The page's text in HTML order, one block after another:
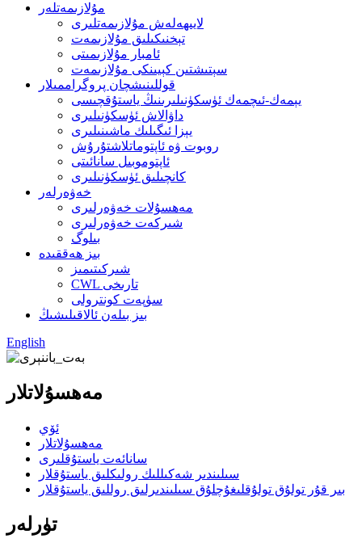
مۇلازىمەتلەر
لايىھەلەش مۇلازىمەتلىرى
تېخنىكىلىق مۇلازىمەت
ئامبار مۇلازىمىتى
سېتىشتىن كېيىنكى مۇلازىمەت
قوللىنىشچان پروگراممىلار
يېمەك-ئىچمەك ئۈسكۈنىلىرىنىڭ ياستۇقچىسى
داۋالاش ئۈسكۈنىلىرى
يېزا ئىگىلىك ماشىنىلىرى
روبوت ۋە ئاپتوماتلاشتۇرۇش
ئاپتوموبىل سانائىتى
كانچىلىق ئۈسكۈنىلىرى
خەۋەرلەر
مەھسۇلات خەۋەرلىرى
شىركەت خەۋەرلىرى
بىلوگ
بىز ھەققىدە
شىركىتىمىز
CWL تارىخى
سۈپەت كونترولى
بىز بىلەن ئالاقىلىشىڭ
English
مەھسۇلاتلار
ئۆي
مەھسۇلاتلار
سانائەت ياستۇقلىرى
سىلىندىر شەكىللىك رولىكلىق ياستۇقلار
بىر قۇر تولۇق تولۇقلىغۇچلۇق سىلىندىرلىق روللىق ياستۇقلار
تۈرلەر